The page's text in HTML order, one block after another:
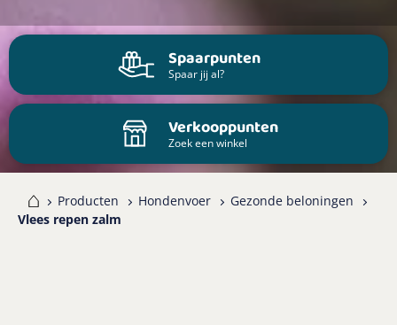
Spaarpunten
Spaar jij al?
Verkooppunten
Zoek een winkel
Producten Hondenvoer
Gezonde beloningen
Vlees repen zalm